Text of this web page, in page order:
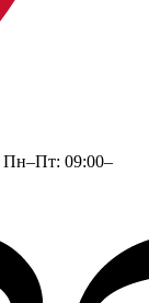
Пн–Пт: 09:00–